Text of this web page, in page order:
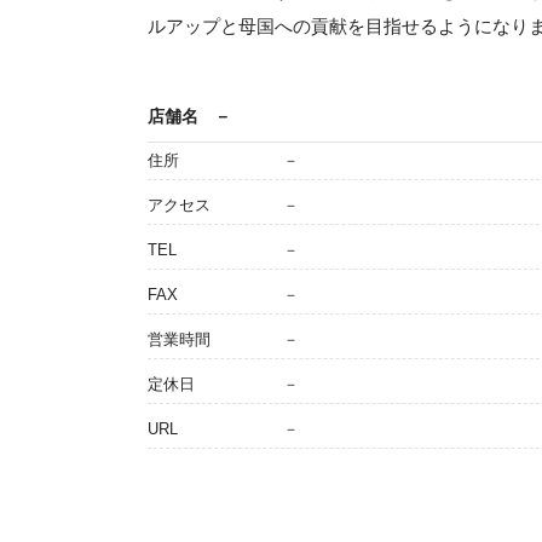
ルアップと母国への貢献を目指せるようになり
店舗名 －
住所 －
アクセス －
TEL －
FAX －
営業時間 －
定休日 －
URL －